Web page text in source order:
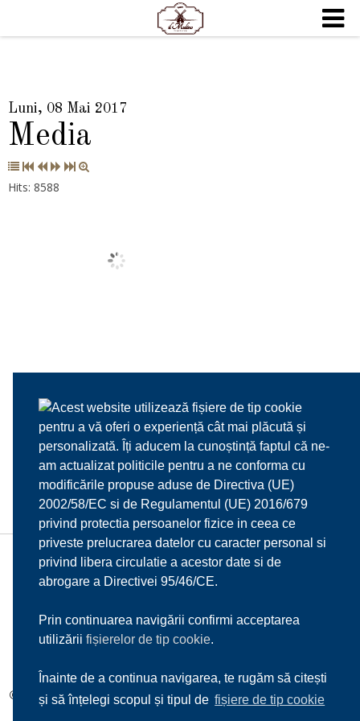
Acest website utilizează fișiere de tip cookie
pentru a vă oferi o experiență cât mai plăcută și
personalizată. Îți aducem la cunoștință faptul că ne-
am actualizat politicile pentru a ne conforma cu
modificările propuse aduse de Directiva (UE)
2002/58/EC si de Regulamentul (UE) 2016/679
privind protectia persoanelor fizice in ceea ce
priveste prelucrarea datelor cu caracter personal si
privind libera circulatie a acestor date si de
abrogare a Directivei 95/46/CE.
Prin continuarea navigării confirmi acceptarea
utilizării fișierelor de tip cookie.
Înainte de a continua navigarea, te rugăm să citești
și să înțelegi scopul și tipul de fișiere de tip cookie
Luni, 08 Mai 2017
Media
Hits: 8588
HOME DESPRE NOI MENIU
REZERVARI CONTACT
© 2017 Il Mulino d'Oro s.r.l.| Toate drepturile rezervate |Sitemap